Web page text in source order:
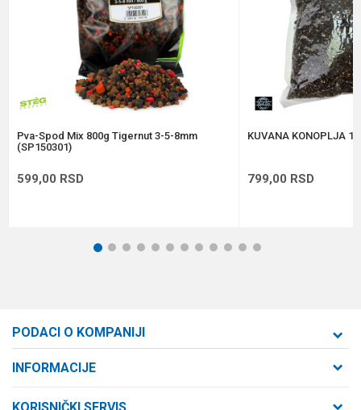
Anti-spam zaštita - izračunajte koliko je 4 + 1 :
POŠALJI
Pva-Spod Mix 800g Tigernut 3-5-8mm
(SP150301)
599,00 RSD
KUVANA KONOPLJA
799,00 RSD
1 2 3 4 5 6 7 8 9 101112
PODACI O KOMPANIJI
Cara Dušana 47
INFORMACIJE